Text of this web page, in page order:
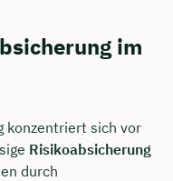
im
konzentriert sich vor
Risikoabsicherung
durch